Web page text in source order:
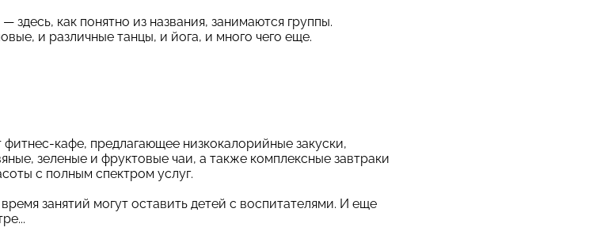
как понятно из названия, занимаются группы.
и различные танцы, и йога, и много чего еще.
кафе, предлагающее низкокалорийные закуски,
зеленые и фруктовые чаи, а также комплексные завтраки
с полным спектром услуг.
занятий могут оставить детей с воспитателями. И еще